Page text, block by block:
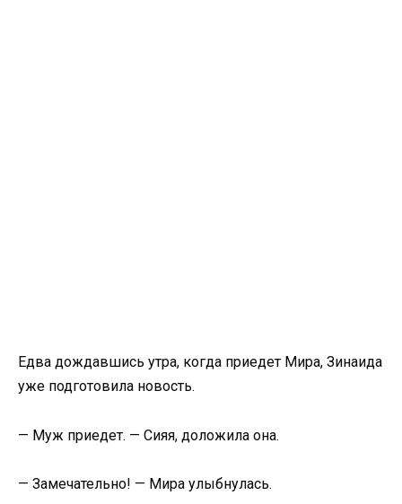
Едва дождавшись утра, когда приедет Мира, Зинаида
уже подготовила новость.
— Муж приедет. — Сияя, доложила она.
— Замечательно! — Мира улыбнулась.